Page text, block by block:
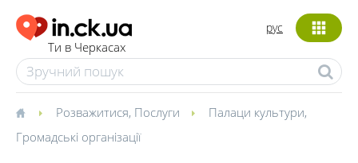
Ти в Черкасах
рус
Розважитися, Послуги Палаци культури,
Громадські організації